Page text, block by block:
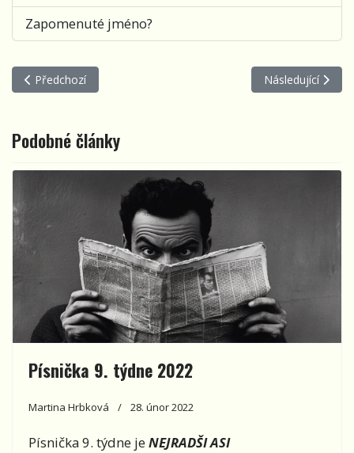
Zapomenuté jméno?
Předchozí článek: Písnička 46. týdne 2024
Předchozí Další článek:
Následující
Podobné články
Písnička 9. týdne 2022
Martina Hrbková 28. únor 2022
Písnička 9. týdne je NEJRADŠI ASI